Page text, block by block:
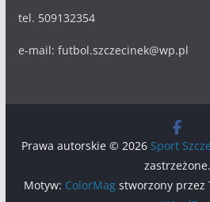
tel. 509132354
e-mail: futbol.szczecinek@wp.pl
Prawa autorskie © 2026 Sport
zastrzeżone.
Motyw: ColorMag stworzony przez